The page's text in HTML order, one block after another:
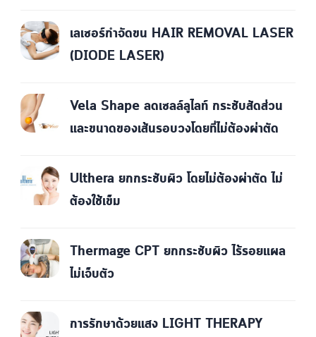
เลเซอร์กำจัดขน HAIR REMOVAL LASER
(DIODE LASER)
Vela Shape ลดเซลล์ลูไลท์ กระชับสัดส่วน
และขนาดของเส้นรอบวงโดยที่ไม่ต้องผ่าตัด
Ulthera ยกกระชับผิว โดยไม่ต้องผ่าตัด ไม่
ต้องใช้เข็ม
Thermage CPT ยกกระชับผิว ไร้รอยแผล
ไม่เจ็บตัว
การรักษาด้วยแสง LIGHT THERAPY